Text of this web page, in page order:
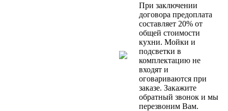
При заключении
договора предоплата
составляет 20% от
общей стоимости
кухни. Мойки и
подсветки в
комплектацию не
входят и
оговариваются при
заказе. Закажите
обратный звонок и мы
перезвоним Вам.